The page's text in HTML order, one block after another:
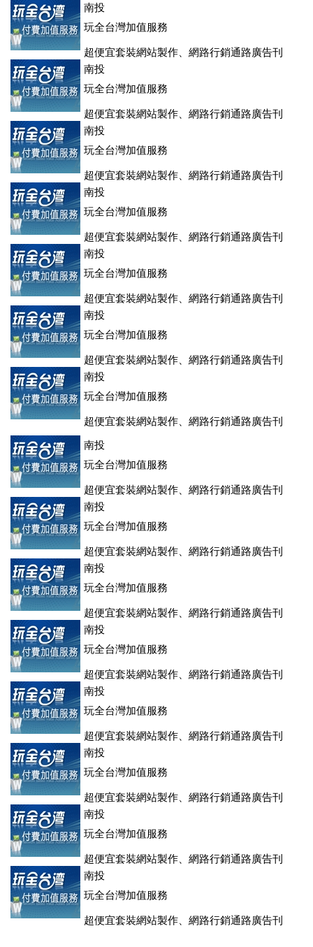
登、訂房系統、客房委託旅行社銷售，全面優惠中....
南投
玩全台灣加值服務
超便宜套裝網站製作、網路行銷通路廣告刊
登、訂房系統、客房委託旅行社銷售，全面優惠中....
南投
玩全台灣加值服務
超便宜套裝網站製作、網路行銷通路廣告刊
登、訂房系統、客房委託旅行社銷售，全面優惠中....
南投
玩全台灣加值服務
超便宜套裝網站製作、網路行銷通路廣告刊
登、訂房系統、客房委託旅行社銷售，全面優惠中....
南投
玩全台灣加值服務
超便宜套裝網站製作、網路行銷通路廣告刊
登、訂房系統、客房委託旅行社銷售，全面優惠中....
南投
玩全台灣加值服務
超便宜套裝網站製作、網路行銷通路廣告刊
登、訂房系統、客房委託旅行社銷售，全面優惠中....
南投
玩全台灣加值服務
超便宜套裝網站製作、網路行銷通路廣告刊
登、訂房系統、客房委託旅行社銷售，全面優惠中....
南投
玩全台灣加值服務
超便宜套裝網站製作、網路行銷通路廣告刊
登、訂房系統、客房委託旅行社銷售，全面優惠中....
南投
玩全台灣加值服務
超便宜套裝網站製作、網路行銷通路廣告刊
登、訂房系統、客房委託旅行社銷售，全面優惠中....
南投
玩全台灣加值服務
超便宜套裝網站製作、網路行銷通路廣告刊
登、訂房系統、客房委託旅行社銷售，全面優惠中....
南投
玩全台灣加值服務
超便宜套裝網站製作、網路行銷通路廣告刊
登、訂房系統、客房委託旅行社銷售，全面優惠中....
南投
玩全台灣加值服務
超便宜套裝網站製作、網路行銷通路廣告刊
登、訂房系統、客房委託旅行社銷售，全面優惠中....
南投
玩全台灣加值服務
超便宜套裝網站製作、網路行銷通路廣告刊
登、訂房系統、客房委託旅行社銷售，全面優惠中....
南投
玩全台灣加值服務
超便宜套裝網站製作、網路行銷通路廣告刊
登、訂房系統、客房委託旅行社銷售，全面優惠中....
南投
玩全台灣加值服務
超便宜套裝網站製作、網路行銷通路廣告刊
登、訂房系統、客房委託旅行社銷售，全面優惠中....
南投
玩全台灣加值服務
超便宜套裝網站製作、網路行銷通路廣告刊